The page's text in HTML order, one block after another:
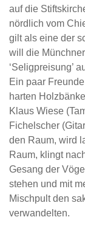
auf die
nördlich vom
gilt als eine der
will die
‘Seligpreisung’
Ein paar
harten
Klaus Wiese
Fichelscher
den Raum, wird
Raum, klingt
Gesang der
stehen und mit
Mischpult den
verwandelten.